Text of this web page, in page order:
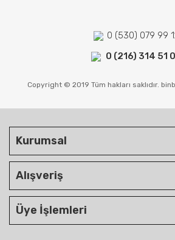
0 (530) 079 99
0 (216) 314 51
Copyright © 2019 Tüm hakları saklıdır.
Kurumsal
Alışveriş
Üye İşlemleri